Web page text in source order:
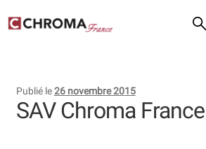
Aller
Aller
Chroma France
Commande
Publié le26 novembre 2015
SAV Chroma France